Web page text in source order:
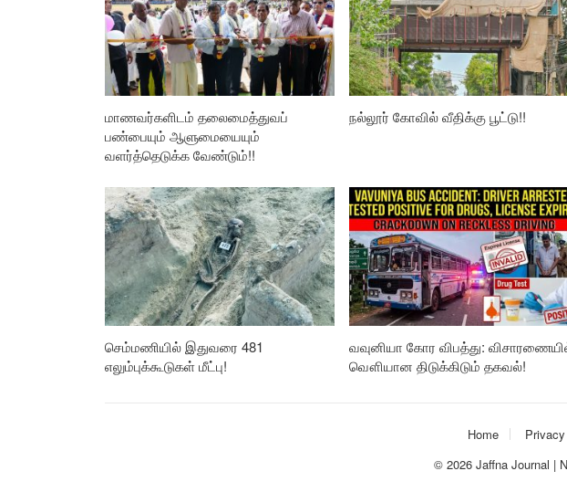
மாணவர்களிடம் தலைமைத்துவப்
பண்பையும் ஆளுமையையும்
வளர்த்தெடுக்க வேண்டும்!!
நல்லூர் கோவில் வீதிக்கு பூட்டு!!
செம்மணியில் இதுவரை 481
எலும்புக்கூடுகள் மீட்பு!
வவுனியா கோர விபத்து:
வௌியான திடுக்கிடும் தகவல்!
Home Privacy
© 2026 Jaffna Journal |